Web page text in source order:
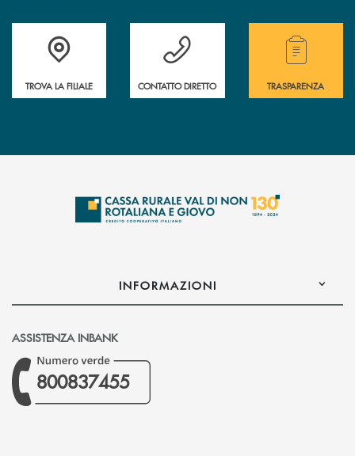
Accedi all' elenco completo di indirizzo, telefono e mail delle nostre
TROVA LA FILIALE
Hai bisogno di assistenza immediata?
CONTATTO DIRETTO
Hai bisogno di
TRASPARENZA
INFORMAZIONI
ASSISTENZA INBANK
800837455